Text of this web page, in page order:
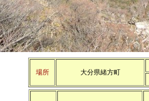
場所 大分県緒方町